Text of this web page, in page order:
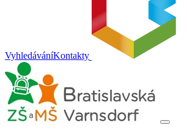
VyhledáváníKontakty